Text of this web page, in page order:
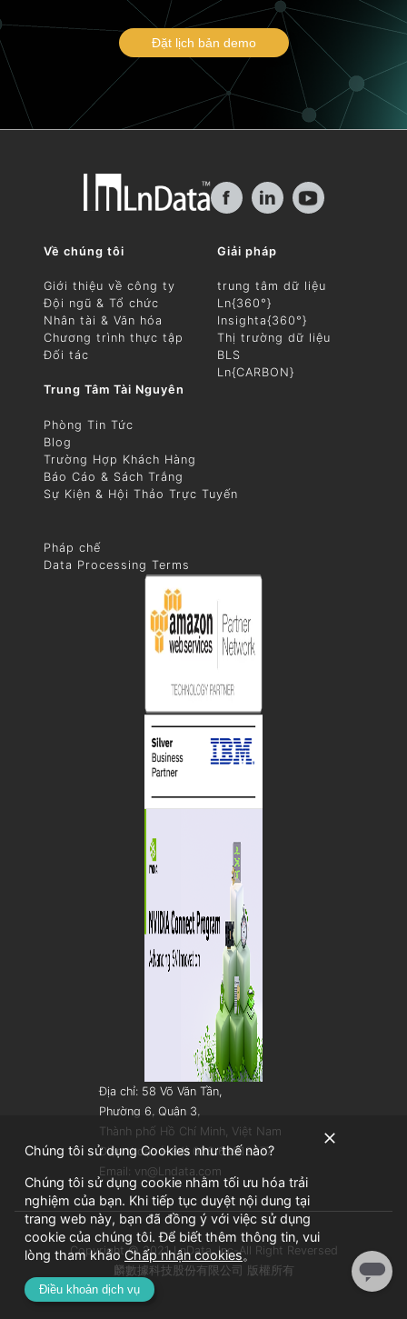
Đặt lịch bản demo
f in
Địa chỉ: 58 Võ Văn Tần,
Phường 6, Quận 3,
Thành phố Hồ Chí Minh, Việt Nam
Điện thoại: (+84) 028 62913077
Email: vn@Lndata.com
Về chúng tôi
Giới thiệu về công ty
Đội ngũ & Tổ chức
Nhân tài & Văn hóa
Chương trình thực tập
Đối tác
Giải pháp
trung tâm dữ liệu
Ln{360°}
Insighta{360°}
Thị trường dữ liệu
BLS
Ln{CARBON}
Trung Tâm Tài Nguyên
Phòng Tin Tức
Blog
Trường Hợp Khách Hàng
Báo Cáo & Sách Trắng
Sự Kiện & Hội Thảo Trực Tuyến
Pháp chế
Data Processing Terms
Copyright © 2021 LnData, Inc-All Right Reversed
麟數據科技股份有限公司 版權所有
Chúng tôi sử dụng Cookies như thế nào?
Chúng tôi sử dụng cookie nhằm tối ưu hóa trải
nghiệm của bạn. Khi tiếp tục duyệt nội dung tại
trang web này, bạn đã đồng ý với việc sử dụng
cookie của chúng tôi. Để biết thêm thông tin, vui
lòng tham khảo Chấp nhận cookies。
Điều khoản dịch vụ